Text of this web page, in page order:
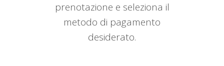
prenotazione e seleziona il
metodo di pagamento
desiderato.